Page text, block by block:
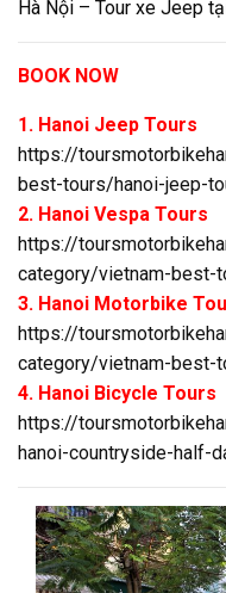
Hà Nội – Tour xe Jeep
BOOK NOW
1. Hanoi Jeep Tours
https://
best-tours/hanoi-jeep-
2. Hanoi Vespa Tours
https://
category/vietnam-best-
3. Hanoi Motorbike
https://
category/vietnam-best-
4. Hanoi Bicycle Tours
https://
hanoi-countryside-half-